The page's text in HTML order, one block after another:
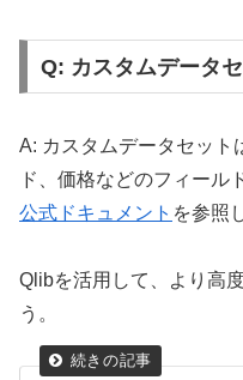
Q: カスタムデータ
A: カスタムデータセット
ド、価格などのフィール
公式ドキュメント を参照
Qlibを活用して、より高
う。